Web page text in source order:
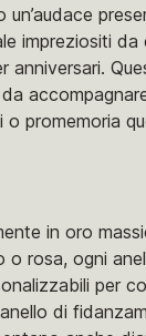
impreziositi da
anniversari.
o promemoria
in oro
o rosa, ogni
per
di